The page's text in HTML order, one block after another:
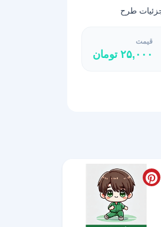
طرح
قیمت
۲۵,۰۰۰ تومان